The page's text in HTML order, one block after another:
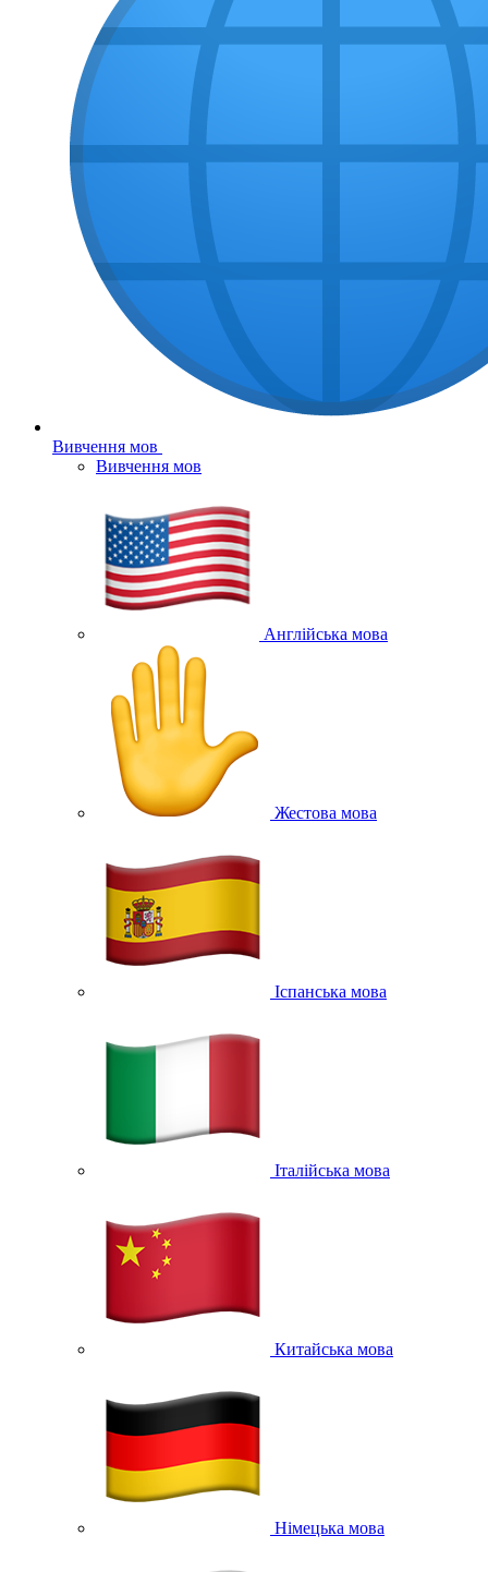
Вивчення мов
Вивчення мов
Англійська мова
Жестова мова
Іспанська мова
Італійська мова
Китайська мова
Німецька мова